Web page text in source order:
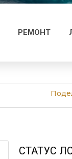
РЕМОНТ
СТАТУС